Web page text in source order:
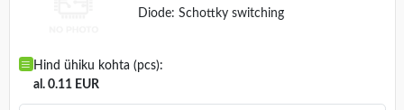
Diode: Schottky switching
Hind ühiku kohta (pcs):
al. 0.11 EUR